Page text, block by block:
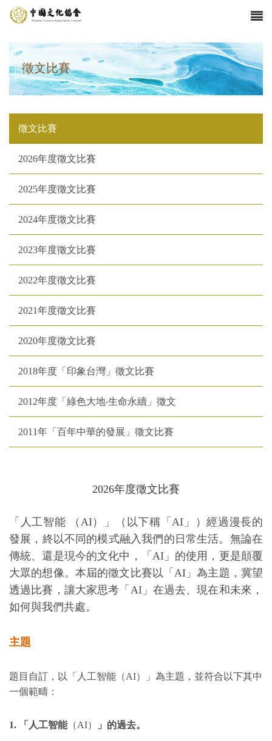
徵文比賽
徵文比賽
2026年度徵文比賽
2025年度徵文比賽
2024年度徵文比賽
2023年度徵文比賽
2022年度徵文比賽
2021年度徵文比賽
2020年度徵文比賽
2018年度「印象台灣」徵文比賽
2012年度「綠色大地‧生命永續」徵文
2011年「百年中華的發展」徵文比賽
2026年度徵文比賽
「人工智能 （ AI）」（以下稱「AI 」）經過漫長的
發展，終以不同的模式融入我們的日常生活。無論在
傳統、還是現今的文化中，「 AI」的使用，更是顛覆
大眾的想像。本屆的徵文比賽以「AI 」為主題，冀望
透過比賽，讓大家思考「 AI」在過去、現在和未來，
如何與我們共處。
主題
題目自訂，以「人工智能（AI）」為主題，並符合以下其中
一個範疇：
1. 「人工智能（AI） 」的過去。